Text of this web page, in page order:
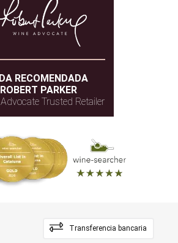
RECOMENDADA
PARKER
Trusted Retailer
Transferencia bancaria